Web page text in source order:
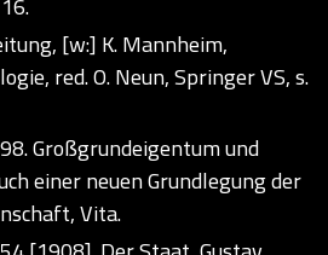
[w:] K. Mannheim,
red. O. Neun, Springer VS, s.
Großgrundeigentum und
einer neuen Grundlegung der
Vita.